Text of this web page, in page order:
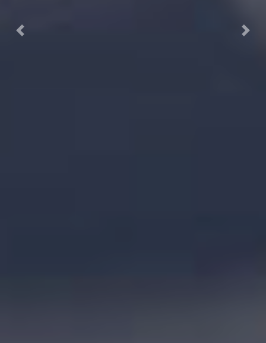
Previous Next